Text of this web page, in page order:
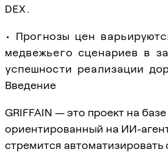
DEX.
• Прогнозы цен
медвежьего сценариев в
успешности реализации
Введение
GRIFFAIN — это проект на
ориентированный на ИИ-
стремится